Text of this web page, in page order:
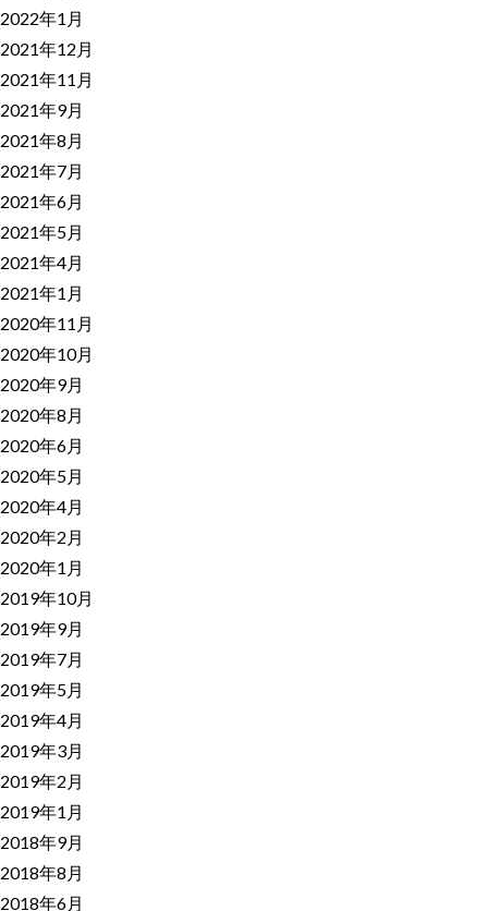
2022年1月
2021年12月
2021年11月
2021年9月
2021年8月
2021年7月
2021年6月
2021年5月
2021年4月
2021年1月
2020年11月
2020年10月
2020年9月
2020年8月
2020年6月
2020年5月
2020年4月
2020年2月
2020年1月
2019年10月
2019年9月
2019年7月
2019年5月
2019年4月
2019年3月
2019年2月
2019年1月
2018年9月
2018年8月
2018年6月